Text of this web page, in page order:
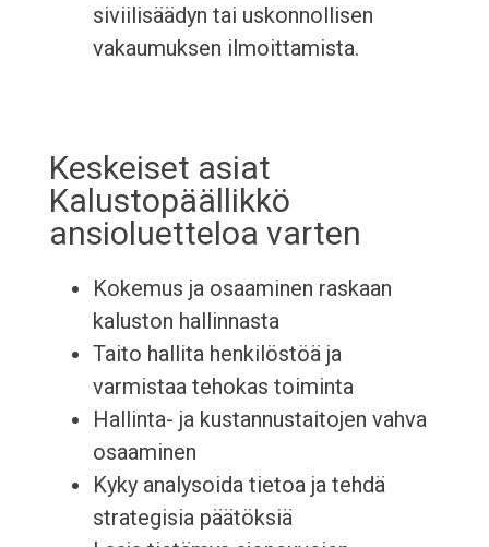
siviilisäädyn tai uskonnollisen
vakaumuksen ilmoittamista.
Keskeiset asiat
Kalustopäällikkö
ansioluetteloa varten
Kokemus ja osaaminen raskaan
kaluston hallinnasta
Taito hallita henkilöstöä ja
varmistaa tehokas toiminta
Hallinta- ja kustannustaitojen vahva
osaaminen
Kyky analysoida tietoa ja tehdä
strategisia päätöksiä